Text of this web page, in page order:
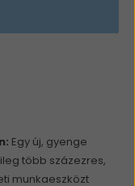
Egy új, gyenge
több százezres,
munkaeszközt